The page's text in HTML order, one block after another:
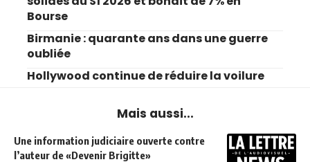
Bourse
Birmanie : quarante ans dans une guerre
oubliée
Hollywood continue de réduire la voilure
Mais aussi...
Une information judiciaire ouverte contre
l’auteur de «Devenir Brigitte»